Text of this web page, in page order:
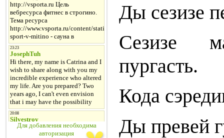
Для добавления необходима
авторизация
Ды сезизе
Сезизе
пургасть.
Кода
Ды превей